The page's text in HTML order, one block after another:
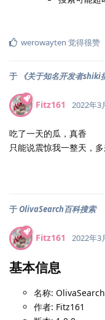
werowayten 觉得很赞
于 《关于知名开发者shiki
Fitz161 2022年3
吃了一天的瓜，真香
只能说震惊我一整天，
于OlivaSearch百科搜索
Fitz161 2022年3
基本信息
名称: OlivaSearch
作者: Fitz161